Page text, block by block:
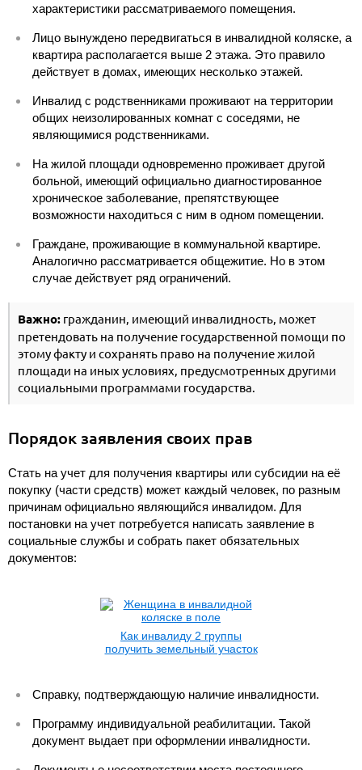
характеристики рассматриваемого помещения.
Лицо вынуждено передвигаться в инвалидной коляске, а
квартира располагается выше 2 этажа. Это правило
действует в домах, имеющих несколько этажей.
Инвалид с родственниками проживают на территории
общих неизолированных комнат с соседями, не
являющимися родственниками.
На жилой площади одновременно проживает другой
больной, имеющий официально диагностированное
хроническое заболевание, препятствующее
возможности находиться с ним в одном помещении.
Граждане, проживающие в коммунальной квартире.
Аналогично рассматривается общежитие. Но в этом
случае действует ряд ограничений.
Важно: гражданин, имеющий инвалидность, может
претендовать на получение государственной помощи по
этому факту и сохранять право на получение жилой
площади на иных условиях, предусмотренных другими
социальными программами государства.
Порядок заявления своих прав
Стать на учет для получения квартиры или субсидии на её
покупку (части средств) может каждый человек, по разным
причинам официально являющийся инвалидом. Для
постановки на учет потребуется написать заявление в
социальные службы и собрать пакет обязательных
документов:
Как инвалиду 2 группы
получить земельный участок
Справку, подтверждающую наличие инвалидности.
Программу индивидуальной реабилитации. Такой
документ выдает при оформлении инвалидности.